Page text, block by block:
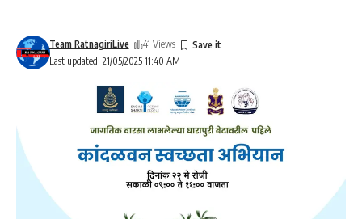
Last updated: 21/05/2025 11:40 AM
Team RatnagiriLive 41 Views